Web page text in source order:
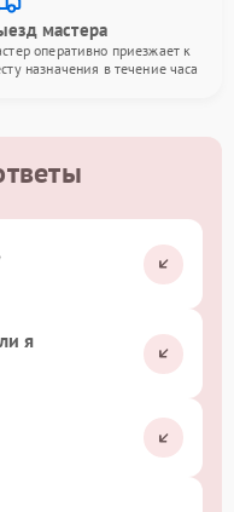
мастера
оперативно приезжает к
назначения в течение часа
я